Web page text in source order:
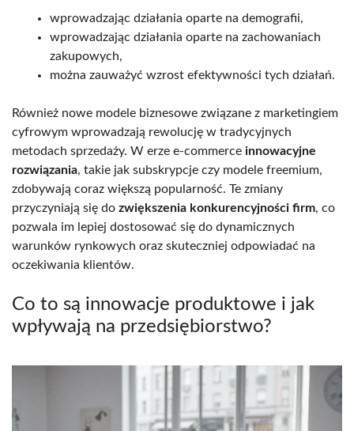
wprowadzając działania oparte na demografii,
wprowadzając działania oparte na zachowaniach
zakupowych,
można zauważyć wzrost efektywności tych działań.
Również nowe modele biznesowe związane z marketingiem
cyfrowym wprowadzają rewolucję w tradycyjnych
metodach sprzedaży. W erze e-commerce innowacyjne
rozwiązania, takie jak subskrypcje czy modele freemium,
zdobywają coraz większą popularność. Te zmiany
przyczyniają się do zwiększenia konkurencyjności firm, co
pozwala im lepiej dostosować się do dynamicznych
warunków rynkowych oraz skuteczniej odpowiadać na
oczekiwania klientów.
Co to są innowacje produktowe i jak
wpływają na przedsiębiorstwo?